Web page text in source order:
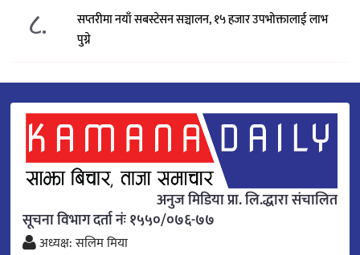
८.
सप्तरीमा नयाँ सबस्टेसन सञ्चालन, १५ हजार उपभोक्तालाई लाभ
पुग्ने
अनुज मिडिया प्रा. लि.द्धारा संचालित
सूचना विभाग दर्ता नंः १५५०/०७६-७७
अध्यक्ष: सलिम मिया